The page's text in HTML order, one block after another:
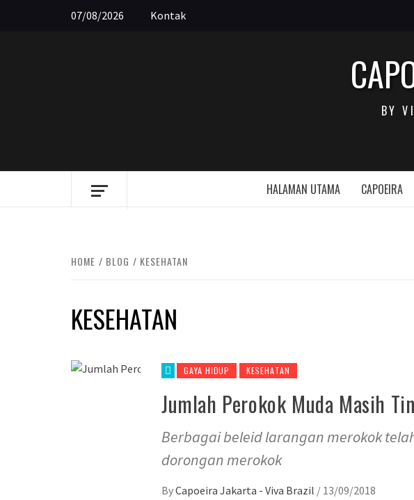
07/08/2026 Kontak
BY
HALAMAN UTAMA CAPOEIRA
HOME BLOG KESEHATAN
KESEHATAN
GAYA HIDUP KESEHATAN
Jumlah Perokok Muda Masih
Berbagai beleid larangan merokok
dorongan merokok
ByCapoeira Jakarta - Viva Brazil / 13/09/2018